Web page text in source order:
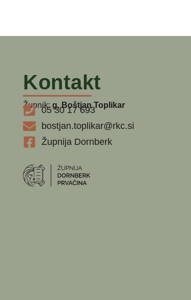
Kontakt
Župnik:g. Boštjan Toplikar
05 30 17 693
bostjan.toplikar@rkc.si
Župnija Dornberk